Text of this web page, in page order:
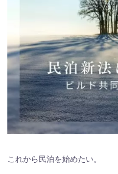
これから民泊を始めたい。